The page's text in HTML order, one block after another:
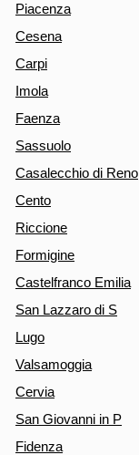
Piacenza
Cesena
Carpi
Imola
Faenza
Sassuolo
Casalecchio di Reno
Cento
Riccione
Formigine
Castelfranco Emilia
San Lazzaro di S
Lugo
Valsamoggia
Cervia
San Giovanni in P
Fidenza